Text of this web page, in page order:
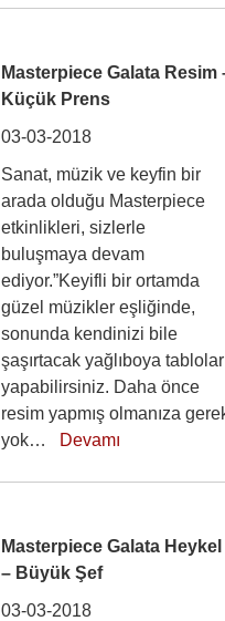
Masterpiece Galata Resim
Küçük Prens
03-03-2018
Sanat, müzik ve keyfin bir
arada olduğu Masterpiece
etkinlikleri, sizlerle
buluşmaya devam
ediyor.”Keyifli bir ortamda
güzel müzikler eşliğinde,
sonunda kendinizi bile
şaşırtacak yağlıboya tablolar
yapabilirsiniz. Daha önce
resim yapmış olmanıza
yok… Devamı
Masterpiece Galata Heykel
– Büyük Şef
03-03-2018